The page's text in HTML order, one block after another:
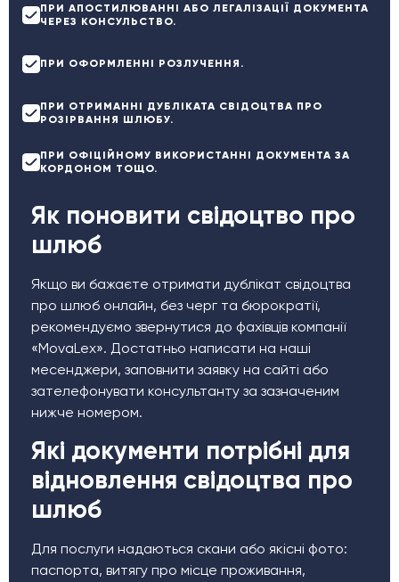
ПРИ АПОСТИЛЮВАННІ АБО ЛЕГАЛІЗАЦІЇ ДОКУМЕНТА
ЧЕРЕЗ КОНСУЛЬСТВО.
ПРИ ОФОРМЛЕННІ РОЗЛУЧЕННЯ.
ПРИ ОТРИМАННІ ДУБЛІКАТА СВІДОЦТВА ПРО
РОЗІРВАННЯ ШЛЮБУ.
ПРИ ОФІЦІЙНОМУ ВИКОРИСТАННІ ДОКУМЕНТА ЗА
КОРДОНОМ ТОЩО.
Як поновити свідоцтво про
шлюб
Якщо ви бажаєте отримати дублікат свідоцтва
про шлюб онлайн, без черг та бюрократії,
рекомендуємо звернутися до фахівців компанії
«MovaLex». Достатньо написати на наші
месенджери, заповнити заявку на сайті або
зателефонувати консультанту за зазначеним
нижче номером.
Які документи потрібні для
відновлення свідоцтва про
шлюб
Для послуги надаються скани або якісні фото:
паспорта, витягу про місце проживання,